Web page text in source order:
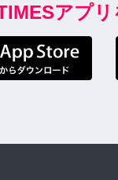
アプ